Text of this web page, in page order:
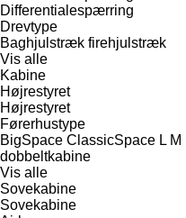
Differentialespærring
Drevtype
Baghjulstræk firehjulstræk
Vis alle
Kabine
Højrestyret
Højrestyret
Førerhustype
BigSpace ClassicSpace L M
dobbeltkabine
Vis alle
Sovekabine
Sovekabine